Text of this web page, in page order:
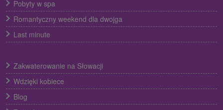
Pobyty w spa
Romantyczny weekend dla dwojga
Last minute
Zakwaterowanie na Słowacji
Wdzięki kobiece
Blog